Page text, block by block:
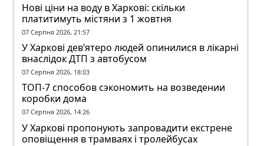
Нові ціни на воду в Харкові: скільки
платитимуть містяни з 1 жовтня
07 Серпня 2026, 21:57
У Харкові дев’ятеро людей опинилися в лікарні
внаслідок ДТП з автобусом
07 Серпня 2026, 18:03
ТОП-7 способов сэкономить на возведении
коробки дома
07 Серпня 2026, 14:26
У Харкові пропонують запровадити екстрене
оповіщення в трамваях і тролейбусах